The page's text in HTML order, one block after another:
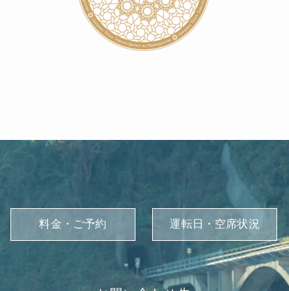
料金・ご予約 運転日・空席状況